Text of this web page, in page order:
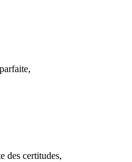
des certitudes,